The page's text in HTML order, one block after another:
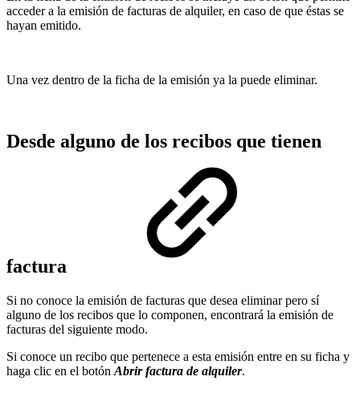
acceder a la emisión de facturas de alquiler, en caso de que éstas se
hayan emitido.
Una vez dentro de la ficha de la emisión ya la puede eliminar.
Desde alguno de los recibos que tienen
factura
Si no conoce la emisión de facturas que desea eliminar pero sí
alguno de los recibos que lo componen, encontrará la emisión de
facturas del siguiente modo.
Si conoce un recibo que pertenece a esta emisión entre en su ficha y
haga clic en el botón Abrir factura de alquiler.